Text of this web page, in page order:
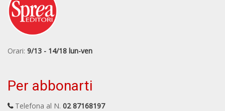
Orari: 9/13 - 14/18 lun-ven
Per abbonarti
Telefona al N. 02 87168197